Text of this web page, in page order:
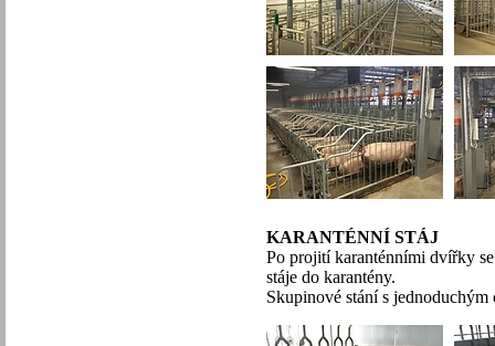
KARANTÉNNÍ STÁJ
Po projití karanténními dvířky
stáje do karantény.
Skupinové stání s